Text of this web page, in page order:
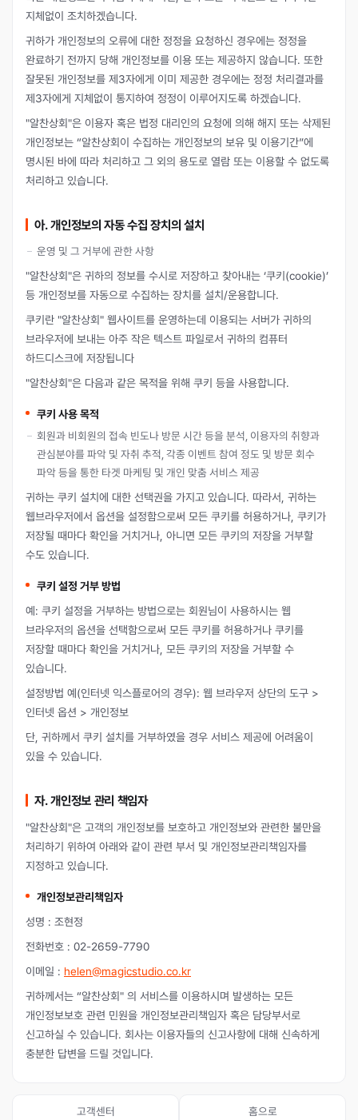
지체없이 조치하겠습니다.
귀하가 개인정보의 오류에 대한 정정을 요청하신 경우에는 정정을
완료하기 전까지 당해 개인정보를 이용 또는 제공하지 않습니다. 또한
잘못된 개인정보를 제3자에게 이미 제공한 경우에는 정정 처리결과를
제3자에게 지체없이 통지하여 정정이 이루어지도록 하겠습니다.
"알찬상회"은 이용자 혹은 법정 대리인의 요청에 의해 해지 또는 삭제된
개인정보는 “알찬상회이 수집하는 개인정보의 보유 및 이용기간”에
명시된 바에 따라 처리하고 그 외의 용도로 열람 또는 이용할 수 없도록
처리하고 있습니다.
아. 개인정보의 자동 수집 장치의 설치
운영 및 그 거부에 관한 사항
"알찬상회"은 귀하의 정보를 수시로 저장하고 찾아내는 ‘쿠키(cookie)’
등 개인정보를 자동으로 수집하는 장치를 설치/운용합니다.
쿠키란 "알찬상회" 웹사이트를 운영하는데 이용되는 서버가 귀하의
브라우저에 보내는 아주 작은 텍스트 파일로서 귀하의 컴퓨터
하드디스크에 저장됩니다
"알찬상회"은 다음과 같은 목적을 위해 쿠키 등을 사용합니다.
쿠키 사용 목적
회원과 비회원의 접속 빈도나 방문 시간 등을 분석, 이용자의 취향과
관심분야를 파악 및 자취 추적, 각종 이벤트 참여 정도 및 방문 회수
파악 등을 통한 타겟 마케팅 및 개인 맞춤 서비스 제공
귀하는 쿠키 설치에 대한 선택권을 가지고 있습니다. 따라서, 귀하는
웹브라우저에서 옵션을 설정함으로써 모든 쿠키를 허용하거나, 쿠키가
저장될 때마다 확인을 거치거나, 아니면 모든 쿠키의 저장을 거부할
수도 있습니다.
쿠키 설정 거부 방법
예: 쿠키 설정을 거부하는 방법으로는 회원님이 사용하시는 웹
브라우저의 옵션을 선택함으로써 모든 쿠키를 허용하거나 쿠키를
저장할 때마다 확인을 거치거나, 모든 쿠키의 저장을 거부할 수
있습니다.
설정방법 예(인터넷 익스플로어의 경우): 웹 브라우저 상단의 도구 >
인터넷 옵션 > 개인정보
단, 귀하께서 쿠키 설치를 거부하였을 경우 서비스 제공에 어려움이
있을 수 있습니다.
자. 개인정보 관리 책임자
"알찬상회"은 고객의 개인정보를 보호하고 개인정보와 관련한 불만을
처리하기 위하여 아래와 같이 관련 부서 및 개인정보관리책임자를
지정하고 있습니다.
개인정보관리책임자
성명 : 조현정
전화번호 : 02-2659-7790
이메일 : helen@magicstudio.co.kr
귀하께서는 “알찬상회" 의 서비스를 이용하시며 발생하는 모든
개인정보보호 관련 민원을 개인정보관리책임자 혹은 담당부서로
신고하실 수 있습니다. 회사는 이용자들의 신고사항에 대해 신속하게
충분한 답변을 드릴 것입니다.
고객센터 홈으로